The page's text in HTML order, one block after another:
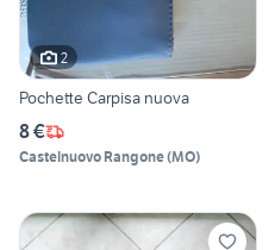
2
Pochette Carpisa nuova
8 €
Castelnuovo Rangone(MO)